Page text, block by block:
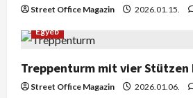
Street Office Magazin 2026.01.15.
Egyéb
Treppenturm mit vier Stützen
Street Office Magazin 2026.01.06.